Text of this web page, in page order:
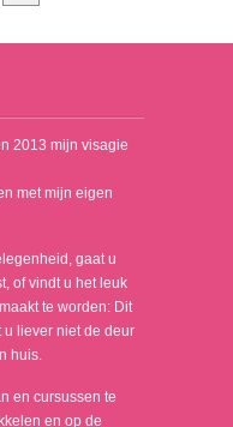
2013 mijn visagie
met mijn eigen
gaat u
of vindt u het leuk
te worden: Dit
u liever niet de deur
huis.
en cursussen te
en op de